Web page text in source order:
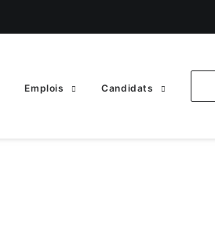
Emplois Candidats